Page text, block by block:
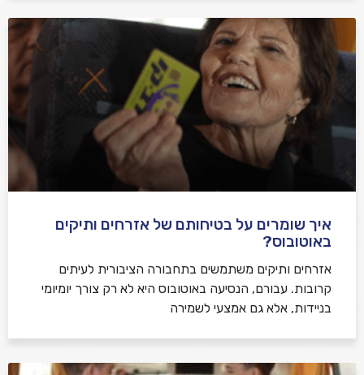
איך שומרים על בטיחותם של אזרחים ותיקים
באוטובוס?
אזרחים ותיקים משתמשים בתחבורה הציבורית לעיתים
קרובות. עבורם, הנסיעה באוטובוס היא לא רק צורך יומיומי
בניידות, אלא גם אמצעי לשמירה